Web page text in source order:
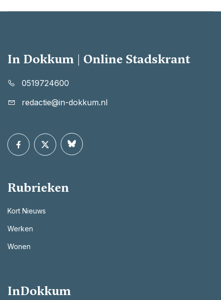
In Dokkum | Online Stadskrant
0519724600
redactie@in-dokkum.nl
Rubrieken
Kort Nieuws
Werken
Wonen
InDokkum